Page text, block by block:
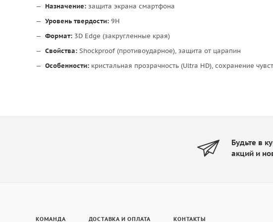
Назначение: защита экрана смартфона
Уровень твердости: 9H
Формат: 3D Edge (закругленные края)
Свойства: Shockproof (противоударное), защита от царапин
Особенности: кристальная прозрачность (Ultra HD), сохранение
Будьте в
акций и
КОМАНДА ДОСТАВКА И ОПЛАТА КОНТАКТЫ